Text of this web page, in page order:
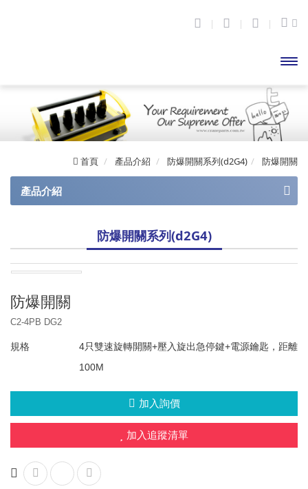
主選
單
首頁 產品介紹 防爆開關系列(d2G4) 防爆開關
產品介紹
阿波羅系列
阿波羅系列(自動平衡)
阿波羅Mini 系列
大力神 A系列
選購品
大力神 L系列
選購品
大力神 J系列
防爆開關系列(d2G4)
顯示型荷重超載限制器
無線藍牙門鎖
意大利G.G.防水開關
其他貿易類產品
其他專案設計
多功能靶機系統
防爆開關系列(d2G4)
防爆開關
C2-4PB DG2
規格
4只雙速旋轉開關+壓入旋出急停鍵+電源鑰匙，距離
100M
加入詢價
加入追蹤清單